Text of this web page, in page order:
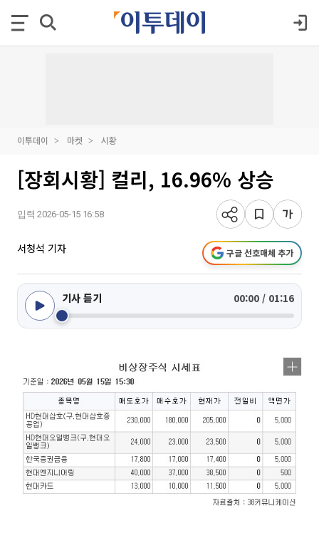
이투데이 마켓 시황
[장회시황] 컬리, 16.96% 상승
입력 2026-05-15 16:58
서청석 기자 구글 선호매체 추가
기사 듣기 00:00 / 01:16